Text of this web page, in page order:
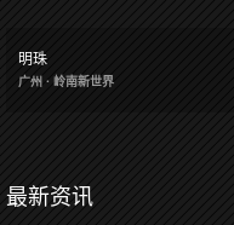
明珠
广州 · 岭南新世界
最新资讯